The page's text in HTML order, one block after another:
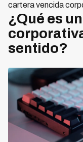
cartera vencida
¿Qué es
sentido?